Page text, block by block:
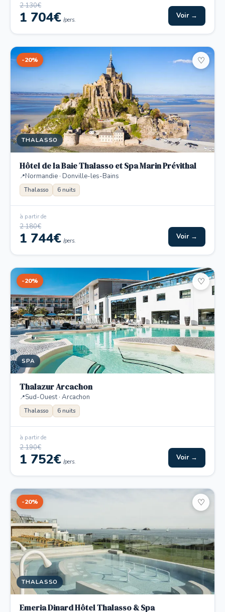
2 130€
1 704€ /pers. Voir →
-20%
THALASSO
♡
Hôtel de la Baie Thalasso et Spa Marin Prévithal
Normandie · Donville-les-Bains
Thalasso 6 nuits
à partir de
2 180€
1 744€ /pers. Voir →
-20%
SPA
♡
Thalazur Arcachon
Sud-Ouest · Arcachon
Thalasso 6 nuits
à partir de
2 190€
1 752€ /pers. Voir →
-20%
THALASSO
♡
Emeria Dinard Hôtel Thalasso & Spa